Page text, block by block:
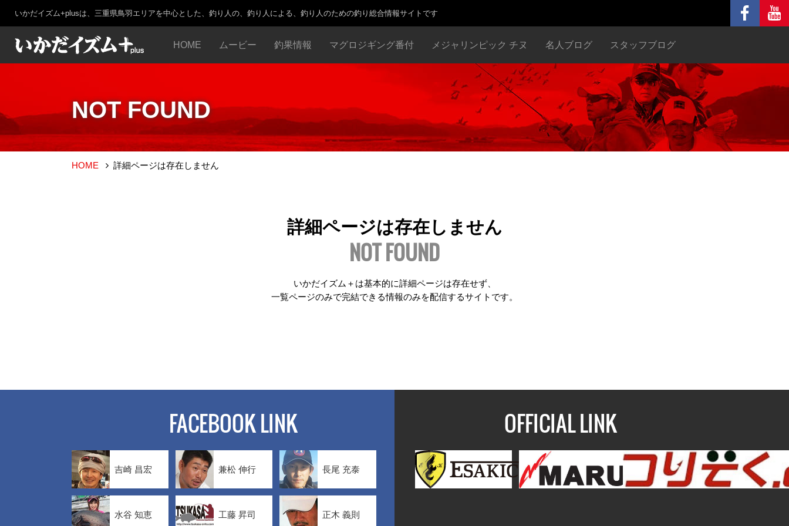
いかだイズム+plusは、三重県鳥羽エリアを中心とした、釣り人の、釣り人による、釣り人のための釣り総合情報サイトです
HOME ムービー 釣果情報 マグロジギング番付 メジャリンピック チヌ 名人ブログ スタッフブログ
NOT FOUND
HOME 詳細ページは存在しません
詳細ページは存在しません
NOT FOUND
いかだイズム＋は基本的に詳細ページは存在せず、
一覧ページのみで完結できる情報のみを配信するサイトです。
FACEBOOK LINK
吉崎 昌宏 兼松 伸行 長尾 充泰
水谷 知恵 工藤 昇司 正木 義則
OFFICIAL LINK